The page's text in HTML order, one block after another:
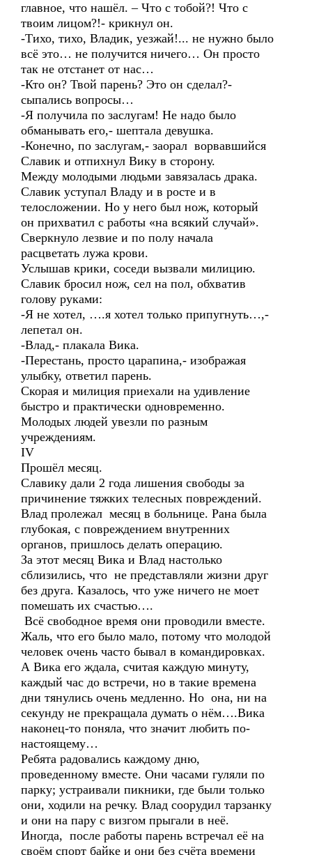
главное, что нашёл. – Что с тобой?! Что с
твоим лицом?!- крикнул он.
-Тихо, тихо, Владик, уезжай!... не нужно было
всё это… не получится ничего… Он просто
так не отстанет от нас…
-Кто он? Твой парень? Это он сделал?-
сыпались вопросы…
-Я получила по заслугам! Не надо было
обманывать его,- шептала девушка.
-Конечно, по заслугам,- заорал ворвавшийся
Славик и отпихнул Вику в сторону.
Между молодыми людьми завязалась драка.
Славик уступал Владу и в росте и в
телосложении. Но у него был нож, который
он прихватил с работы «на всякий случай».
Сверкнуло лезвие и по полу начала
расцветать лужа крови.
Услышав крики, соседи вызвали милицию.
Славик бросил нож, сел на пол, обхватив
голову руками:
-Я не хотел, ….я хотел только припугнуть…,-
лепетал он.
-Влад,- плакала Вика.
-Перестань, просто царапина,- изображая
улыбку, ответил парень.
Скорая и милиция приехали на удивление
быстро и практически одновременно.
Молодых людей увезли по разным
учреждениям.
IV
Прошёл месяц.
Славику дали 2 года лишения свободы за
причинение тяжких телесных повреждений.
Влад пролежал месяц в больнице. Рана была
глубокая, с повреждением внутренних
органов, пришлось делать операцию.
За этот месяц Вика и Влад настолько
сблизились, что не представляли жизни друг
без друга. Казалось, что уже ничего не моет
помешать их счастью….
Всё свободное время они проводили вместе.
Жаль, что его было мало, потому что молодой
человек очень часто бывал в командировках.
А Вика его ждала, считая каждую минуту,
каждый час до встречи, но в такие времена
дни тянулись очень медленно. Но она, ни на
секунду не прекращала думать о нём….Вика
наконец-то поняла, что значит любить по-
настоящему…
Ребята радовались каждому дню,
проведенному вместе. Они часами гуляли по
парку; устраивали пикники, где были только
они, ходили на речку. Влад соорудил тарзанку
и они на пару с визгом прыгали в неё.
Иногда, после работы парень встречал её на
своём спорт байке и они без счёта времени